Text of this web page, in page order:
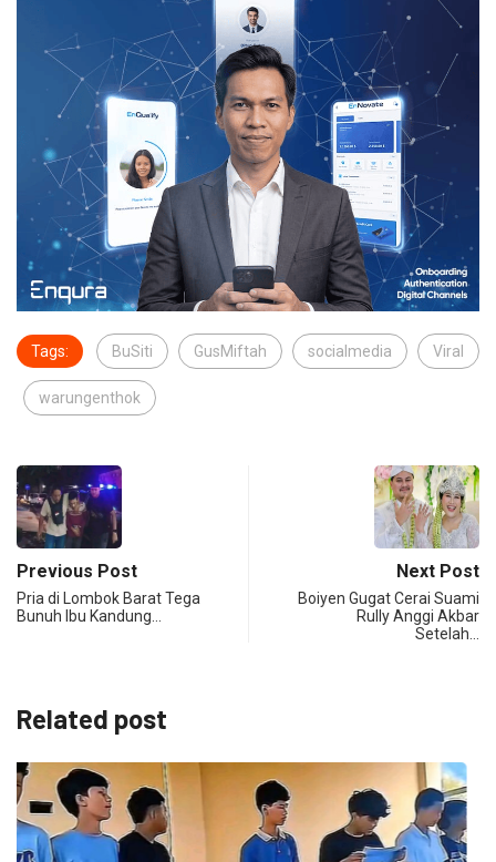
Tags: BuSiti GusMiftah socialmedia Viral
warungenthok
Previous Post
Pria di Lombok Barat Tega
Bunuh Ibu Kandung…
Next Post
Boiyen Gugat Cerai Suami
Rully Anggi Akbar
Setelah…
Related post